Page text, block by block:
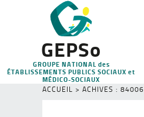
GEPSo
GROUPE NATIONAL des
ÉTABLISSEMENTS PUBLICS SOCIAUX et
MÉDICO-SOCIAUX
ACCUEIL > ACHIVES : 84006